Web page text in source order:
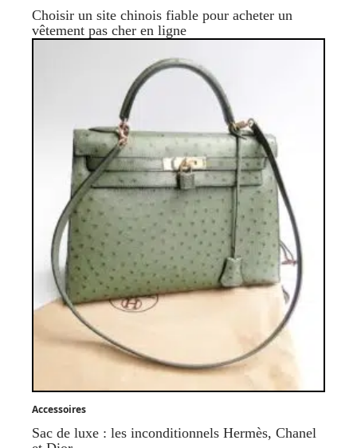
Choisir un site chinois fiable pour acheter un
vêtement pas cher en ligne
Accessoires
Sac de luxe : les inconditionnels Hermès, Chanel